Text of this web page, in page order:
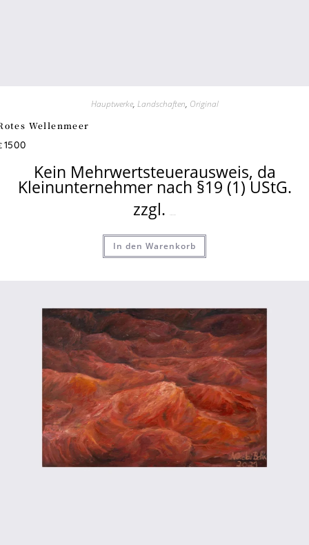
Hauptwerke, Landschaften, Original
Wellenmeer
1500
Kein Mehrwertsteuerausweis, da
Kleinunternehmer nach §19 (1) UStG.
zzgl.
In den Warenkorb